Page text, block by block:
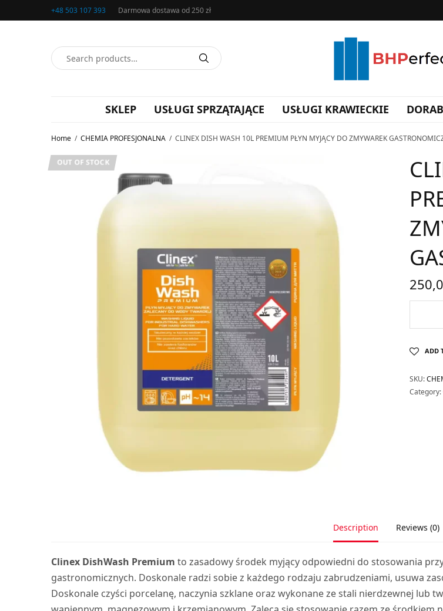
+48 503 107 393 Darmowa dostawa od 250 zł
SKLEP USŁUGI SPRZĄTAJĄCE USŁUGI KRAWIECKIE
Home / CHEMIA PROFESJONALNA / CLINEX DISH WASH 10L PREMIUM PŁYN MYJĄCY DO ZMYWAREK
OUT OF STOCK
ADD
SKU:
Category:
Description Reviews (0)
Clinex DishWash Premium to zasadowy środek myjący odpowiedni do stosowania
gastronomicznych. Doskonale radzi sobie z każdego rodzaju zabrudzeniami, usuwa
Doskonale czyści porcelanę, naczynia szklane oraz wykonane ze stali nierdzewnej lub